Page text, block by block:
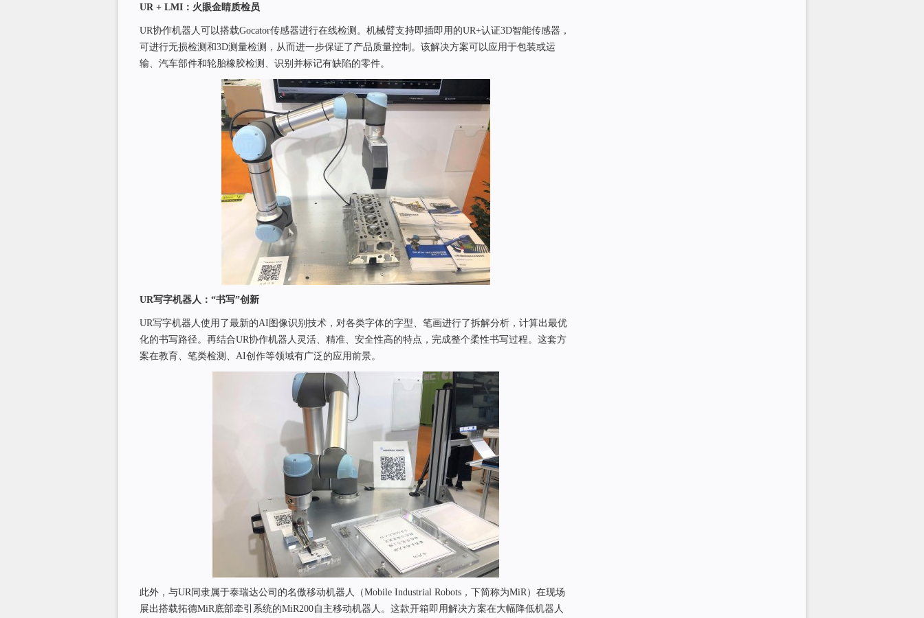
UR + LMI ：火眼金睛质检员
UR协作机器人可以搭载Gocator传感器进行在线检测。机械臂支持即插即用的UR+认证3D智能传感器，
可进行无损检测和3D测量检测，从而进一步保证了产品质量控制。该解决方案可以应用于包装或运
输、汽车部件和轮胎橡胶检测、识别并标记有缺陷的零件。
UR写字机器人：“书写”创新
UR写字机器人使用了最新的AI图像识别技术，对各类字体的字型、笔画进行了拆解分析，计算出最优
化的书写路径。再结合UR协作机器人灵活、精准、安全性高的特点，完成整个柔性书写过程。这套方
案在教育、笔类检测、AI创作等领域有广泛的应用前景。
此外，与UR同隶属于泰瑞达公司的名傲移动机器人（Mobile Industrial Robots，下简称为MiR）在现场
展出搭载拓德MiR底部牵引系统的MiR200自主移动机器人。这款开箱即用解决方案在大幅降低机器人